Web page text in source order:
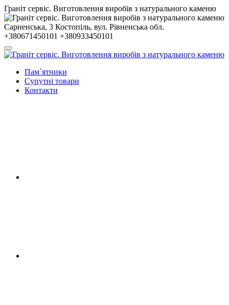
Гранiт сервiс. Виготовлення виробів з натурального каменю
Сарненська, 3 Костопiль, вул. Рiвненська обл.
+380671450101 +380933450101
Пам`ятники
Супутні товари
Контакти